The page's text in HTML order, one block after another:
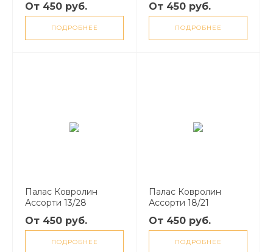
От 450 руб.
ПОДРОБНЕЕ
От 450 руб.
ПОДРОБНЕЕ
Палас Ковролин
Ассорти 13/28
От 450 руб.
ПОДРОБНЕЕ
Палас Ковролин
Ассорти 18/21
От 450 руб.
ПОДРОБНЕЕ